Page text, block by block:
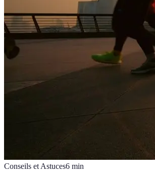
Conseils et Astuces6 min